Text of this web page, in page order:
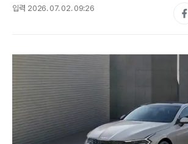
입력 2026. 07. 02. 09:26